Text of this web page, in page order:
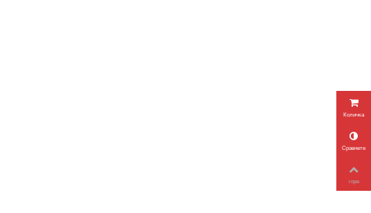
Количка
Сравнете
горе